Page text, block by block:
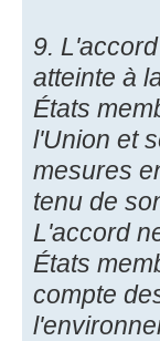
9.
atteinte à
États
l'Union et
mesures
tenu de
L'accord
États
compte